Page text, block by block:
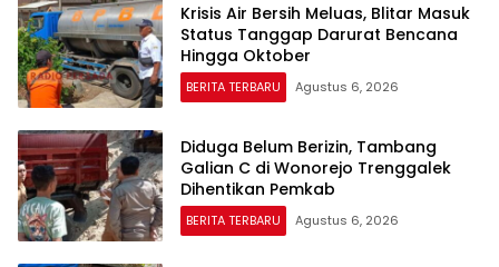
Krisis Air Bersih Meluas, Blitar Masuk
Status Tanggap Darurat Bencana
Hingga Oktober
BERITA TERBARU Agustus 6, 2026
Diduga Belum Berizin, Tambang
Galian C di Wonorejo Trenggalek
Dihentikan Pemkab
BERITA TERBARU Agustus 6, 2026